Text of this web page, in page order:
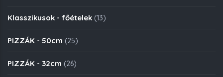
Klasszikusok - főételek (13)
PIZZÁK - 50cm (25)
PIZZÁK - 32cm (26)